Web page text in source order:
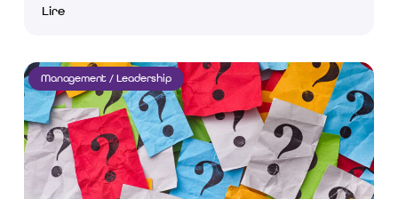
Lire
Management / Leadership